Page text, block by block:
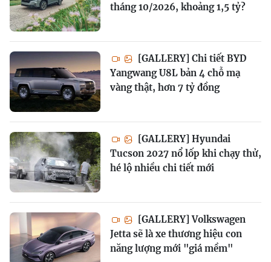
tháng 10/2026, khoảng 1,5 tỷ?
[GALLERY] Chi tiết BYD
Yangwang U8L bản 4 chỗ mạ
vàng thật, hơn 7 tỷ đồng
[GALLERY] Hyundai
Tucson 2027 nổ lốp khi chạy thử,
hé lộ nhiều chi tiết mới
[GALLERY] Volkswagen
Jetta sẽ là xe thương hiệu con
năng lượng mới "giá mềm"